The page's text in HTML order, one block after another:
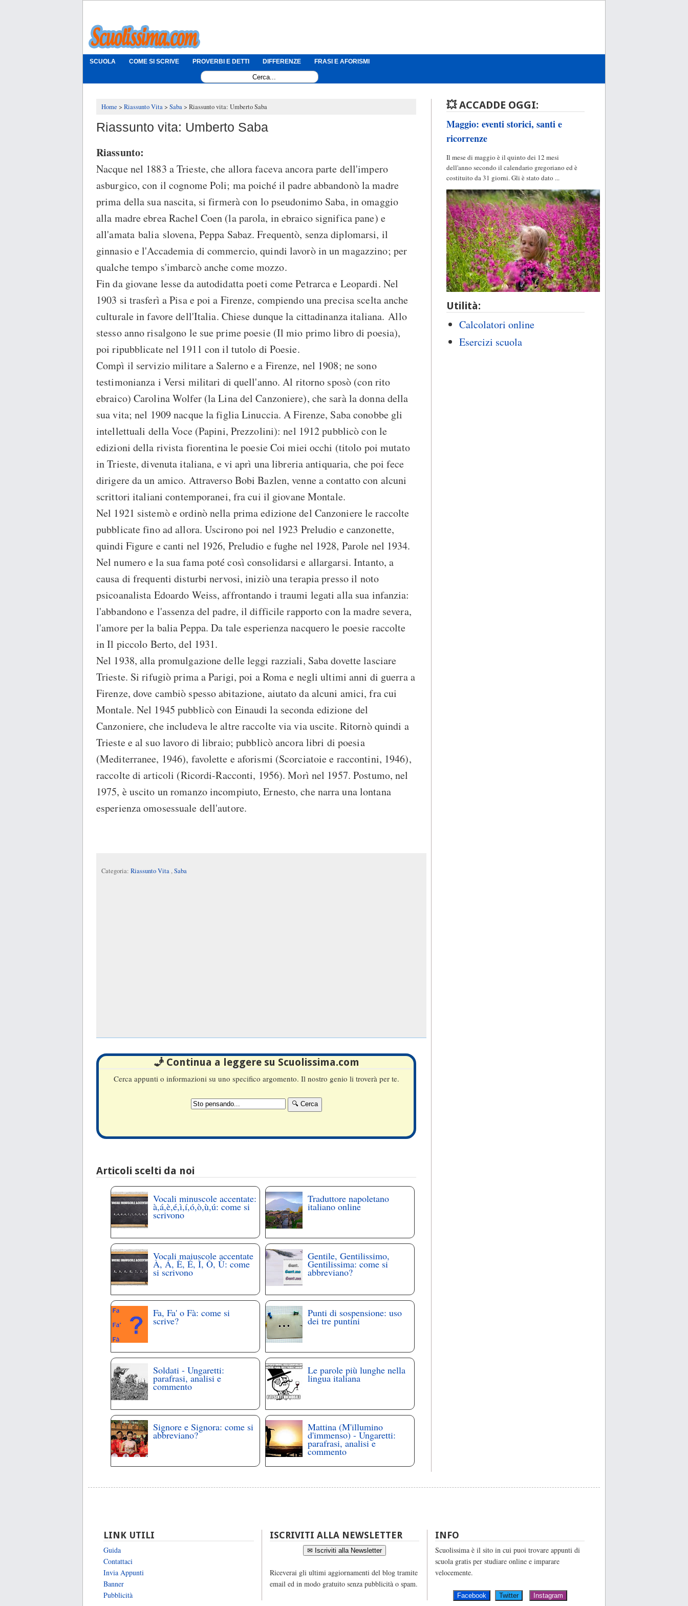
SCUOLA COME SI SCRIVE PROVERBI E DETTI DIFFERENZE FRASI E AFORISMI
Home Riassunto Vita Saba Riassunto vita: Umberto Saba
Riassunto vita: Umberto Saba
Riassunto:
Nacque nel 1883 a Trieste, che allora faceva ancora parte dell'impero
asburgico, con il cognome Poli; ma poiché il padre abbandonò la madre
prima della sua nascita, si firmerà con lo pseudonimo Saba, in omaggio
alla madre ebrea Rachel Coen (la parola, in ebraico significa pane) e
all'amata balia slovena, Peppa Sabaz. Frequentò, senza diplomarsi, il
ginnasio e l'Accademia di commercio, quindi lavorò in un magazzino; per
qualche tempo s'imbarcò anche come mozzo.
Fin da giovane lesse da autodidatta poeti come Petrarca e Leopardi. Nel
1903 si trasferì a Pisa e poi a Firenze, compiendo una precisa scelta anche
culturale in favore dell'Italia. Chiese dunque la cittadinanza italiana. Allo
stesso anno risalgono le sue prime poesie (Il mio primo libro di poesia),
poi ripubblicate nel 1911 con il tutolo di Poesie.
Compì il servizio militare a Salerno e a Firenze, nel 1908; ne sono
testimonianza i Versi militari di quell'anno. Al ritorno sposò (con rito
ebraico) Carolina Wolfer (la Lina del Canzoniere), che sarà la donna della
sua vita; nel 1909 nacque la figlia Linuccia. A Firenze, Saba conobbe gli
intellettuali della Voce (Papini, Prezzolini): nel 1912 pubblicò con le
edizioni della rivista fiorentina le poesie Coi miei occhi (titolo poi mutato
in Trieste, divenuta italiana, e vi aprì una libreria antiquaria, che poi fece
dirigere da un amico. Attraverso Bobi Bazlen, venne a contatto con alcuni
scrittori italiani contemporanei, fra cui il giovane Montale.
Nel 1921 sistemò e ordinò nella prima edizione del Canzoniere le raccolte
pubblicate fino ad allora. Uscirono poi nel 1923 Preludio e canzonette,
quindi Figure e canti nel 1926, Preludio e fughe nel 1928, Parole nel 1934.
Nel numero e la sua fama poté così consolidarsi e allargarsi. Intanto, a
causa di frequenti disturbi nervosi, iniziò una terapia presso il noto
psicoanalista Edoardo Weiss, affrontando i traumi legati alla sua infanzia:
l'abbandono e l'assenza del padre, il difficile rapporto con la madre severa,
l'amore per la balia Peppa. Da tale esperienza nacquero le poesie raccolte
in Il piccolo Berto, del 1931.
Nel 1938, alla promulgazione delle leggi razziali, Saba dovette lasciare
Trieste. Si rifugiò prima a Parigi, poi a Roma e negli ultimi anni di guerra a
Firenze, dove cambiò spesso abitazione, aiutato da alcuni amici, fra cui
Montale. Nel 1945 pubblicò con Einaudi la seconda edizione del
Canzoniere, che includeva le altre raccolte via via uscite. Ritornò quindi a
Trieste e al suo lavoro di libraio; pubblicò ancora libri di poesia
(Mediterranee, 1946), favolette e aforismi (Scorciatoie e raccontini, 1946),
raccolte di articoli (Ricordi-Racconti, 1956). Morì nel 1957. Postumo, nel
1975, è uscito un romanzo incompiuto, Ernesto, che narra una lontana
esperienza omosessuale dell'autore.
Categoria: Riassunto Vita,Saba
🧞 Continua a leggere su Scuolissima.com
Cerca appunti o informazioni su uno specifico argomento. Il nostro genio li troverà per te.
Articoli scelti da noi
Vocali minuscole accentate:
à,á,è,é,ì,í,ó,ò,ù,ú: come si
scrivono
Traduttore napoletano
italiano online
Vocali maiuscole accentate
À, Á, È, É, Ì, Ò, Ù: come
si scrivono
Gentile, Gentilissimo,
Gentilissima: come si
abbreviano?
Fa, Fa' o Fà: come si
scrive?
Punti di sospensione: uso
dei tre puntini
Soldati - Ungaretti:
parafrasi, analisi e
commento
Le parole più lunghe nella
lingua italiana
Signore e Signora: come si
abbreviano?
Mattina (M'illumino
d'immenso) - Ungaretti:
parafrasi, analisi e
commento
💥 ACCADDE OGGI:
Maggio: eventi storici, santi e
ricorrenze
Il mese di maggio è il quinto dei 12 mesi
dell'anno secondo il calendario gregoriano ed è
costituito da 31 giorni. Gli è stato dato ...
Utilità:
Calcolatori online
Esercizi scuola
LINK UTILI
Guida
Contattaci
Invia Appunti
Banner
Pubblicità
ISCRIVITI ALLA NEWSLETTER
✉ Iscriviti alla Newsletter
Riceverai gli ultimi aggiornamenti del blog tramite
email ed in modo gratuito senza pubblicità o spam.
INFO
Scuolissima è il sito in cui puoi trovare appunti di
scuola gratis per studiare online e imparare
velocemente.